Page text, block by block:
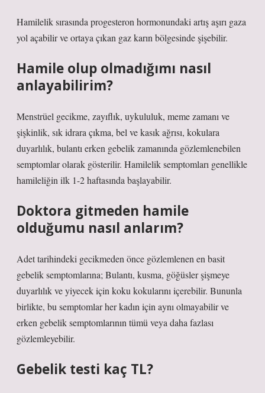
Hamilelik sırasında progesteron hormonundaki artış aşırı gaza
yol açabilir ve ortaya çıkan gaz karın bölgesinde şişebilir.
Hamile olup olmadığımı nasıl
anlayabilirim?
Menstrüel gecikme, zayıflık, uykululuk, meme zamanı ve
şişkinlik, sık idrara çıkma, bel ve kasık ağrısı, kokulara
duyarlılık, bulantı erken gebelik zamanında gözlemlenebilen
semptomlar olarak gösterilir. Hamilelik semptomları genellikle
hamileliğin ilk 1-2 haftasında başlayabilir.
Doktora gitmeden hamile
olduğumu nasıl anlarım?
Adet tarihindeki gecikmeden önce gözlemlenen en basit
gebelik semptomlarına; Bulantı, kusma, göğüsler şişmeye
duyarlılık ve yiyecek için koku kokularını içerebilir. Bununla
birlikte, bu semptomlar her kadın için aynı olmayabilir ve
erken gebelik semptomlarının tümü veya daha fazlası
gözlemleyebilir.
Gebelik testi kaç TL?